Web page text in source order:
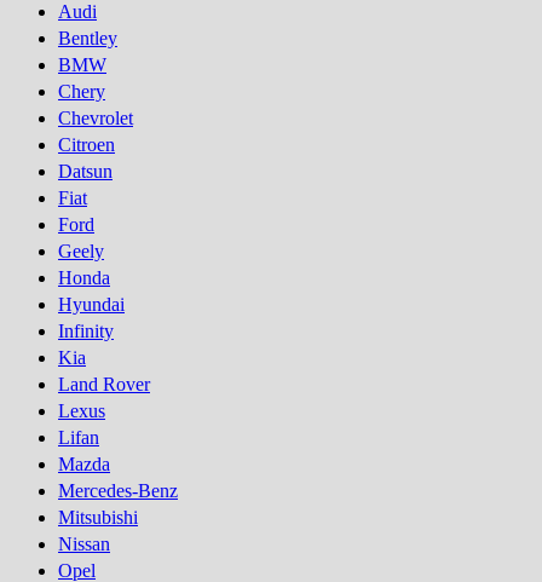
Audi
Bentley
BMW
Chery
Chevrolet
Citroen
Datsun
Fiat
Ford
Geely
Honda
Hyundai
Infinity
Kia
Land Rover
Lexus
Lifan
Mazda
Mercedes-Benz
Mitsubishi
Nissan
Opel